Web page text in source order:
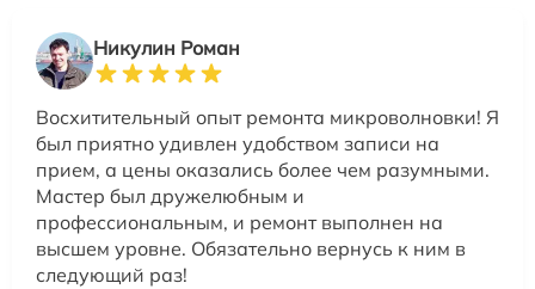
Никулин Роман
Восхитительный опыт ремонта микроволновки! Я
был приятно удивлен удобством записи на
прием, а цены оказались более чем разумными.
Мастер был дружелюбным и
профессиональным, и ремонт выполнен на
высшем уровне. Обязательно вернусь к ним в
следующий раз!